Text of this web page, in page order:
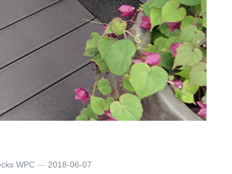
WPC 2018-06-07